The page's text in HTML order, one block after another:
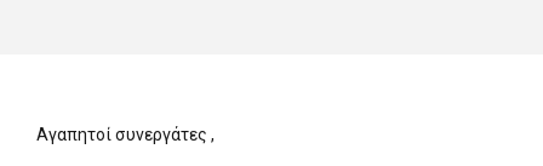
Αγαπητοί συνεργάτες ,